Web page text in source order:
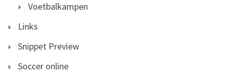
Voetbalkampen
Links
Snippet Preview
Soccer online